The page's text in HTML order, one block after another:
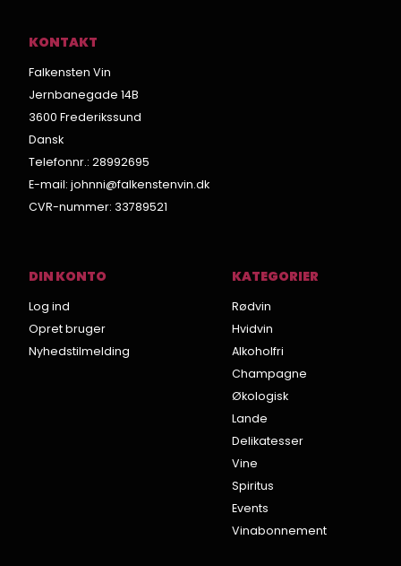
KONTAKT
Falkensten Vin
Jernbanegade 14B
3600 Frederikssund
Dansk
Telefonnr.: 28992695
E-mail: johnni@falkenstenvin.dk
CVR-nummer: 33789521
DIN KONTO
Log ind
Opret bruger
Nyhedstilmelding
KATEGORIER
Rødvin
Hvidvin
Alkoholfri
Champagne
Økologisk
Lande
Delikatesser
Vine
Spiritus
Events
Vinabonnement